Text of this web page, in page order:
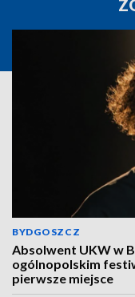
BYDGOSZCZ
Absolwent UKW w
ogólnopolskim
pierwsze miejsce